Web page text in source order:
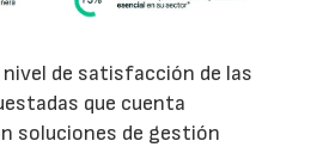
de satisfacción de las
que cuenta
soluciones de gestión